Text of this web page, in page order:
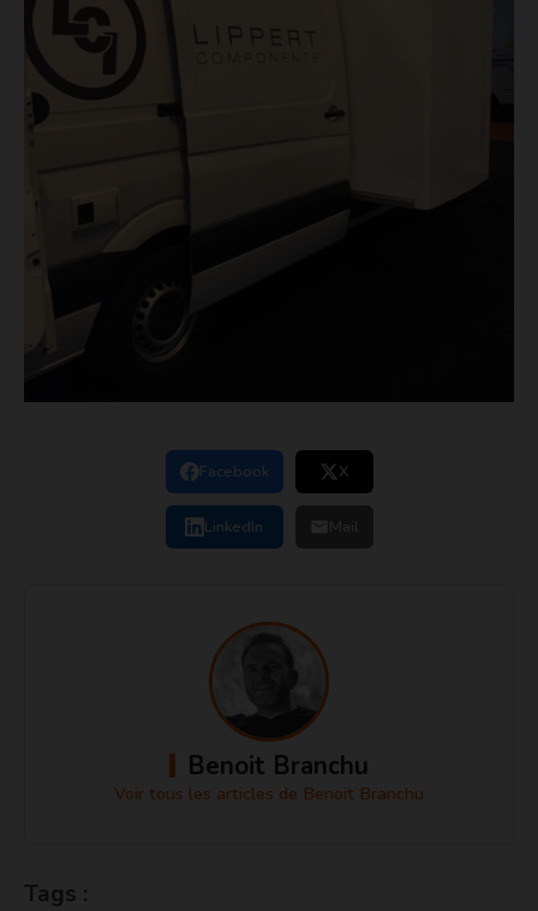
Facebook X
LinkedIn
Benoit Branchu
Voir tous les articles de Benoit Branchu
Tags :